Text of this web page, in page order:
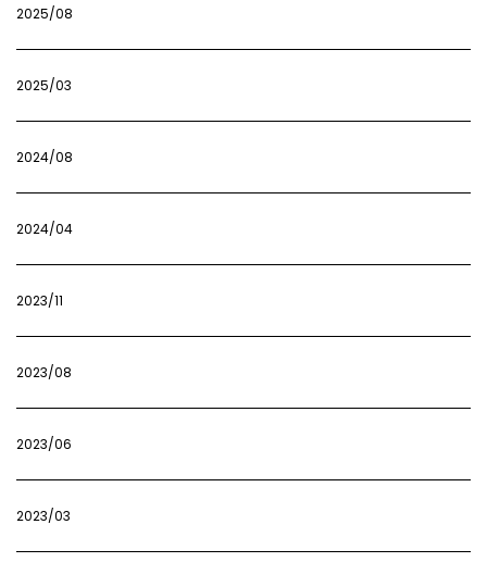
2025/08
2025/03
2024/08
2024/04
2023/11
2023/08
2023/06
2023/03